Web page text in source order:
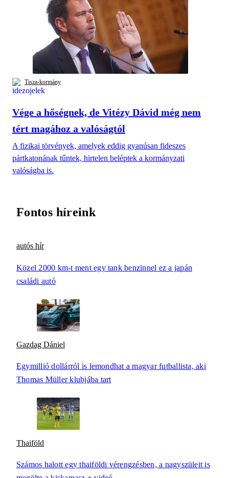
Tisza-kormány
Vége a hőségnek, de Vitézy Dávid még nem
tért magához a valóságtól
A fizikai törvények, amelyek eddig gyanúsan fideszes
pártkatonának tűntek, hirtelen beléptek a kormányzati
valóságba is.
Fontos híreink
autós hír
Közel 2000 km-t ment egy tank benzinnel ez a japán
családi autó
Gazdag Dániel
Egymillió dollárról is lemondhat a magyar futballista, aki
Thomas Müller klubjába tart
Thaiföld
Számos halott egy thaiföldi vérengzésben, a nagyszüleit is